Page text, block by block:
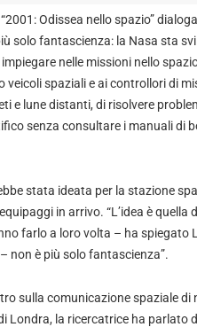
Odissea nello spazio”
solo fantascienza: la Nasa sta
nelle missioni nello
veicoli spaziali e ai controllori di
e lune distanti, di risolvere
senza consultare i manuali di
stata ideata per la stazione
in arrivo. “L’idea è
farlo a loro volta – ha spiegato
non è più solo fantascienza”.
sulla comunicazione spaziale
Londra, la ricercatrice ha